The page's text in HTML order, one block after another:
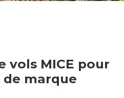
vols MICE pour
marque